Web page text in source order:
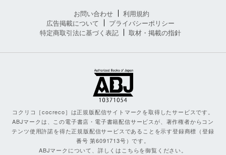
お問い合わせ
利用規約
広告掲載について
プライバシーポリシー
特定商取引法に基づく表記
取材・掲載の指針
コクリコ［cocreco］は正規版配信サイトマークを取得したサービスです。
ABJマークは、この電子書店・電子書籍配信サービスが、著作権者からコン
テンツ使用許諾を得た正規版配信サービスであることを示す登録商標（登録
番号 第6091713号）です。
ABJマークについて、詳しくはこちらを御覧ください。